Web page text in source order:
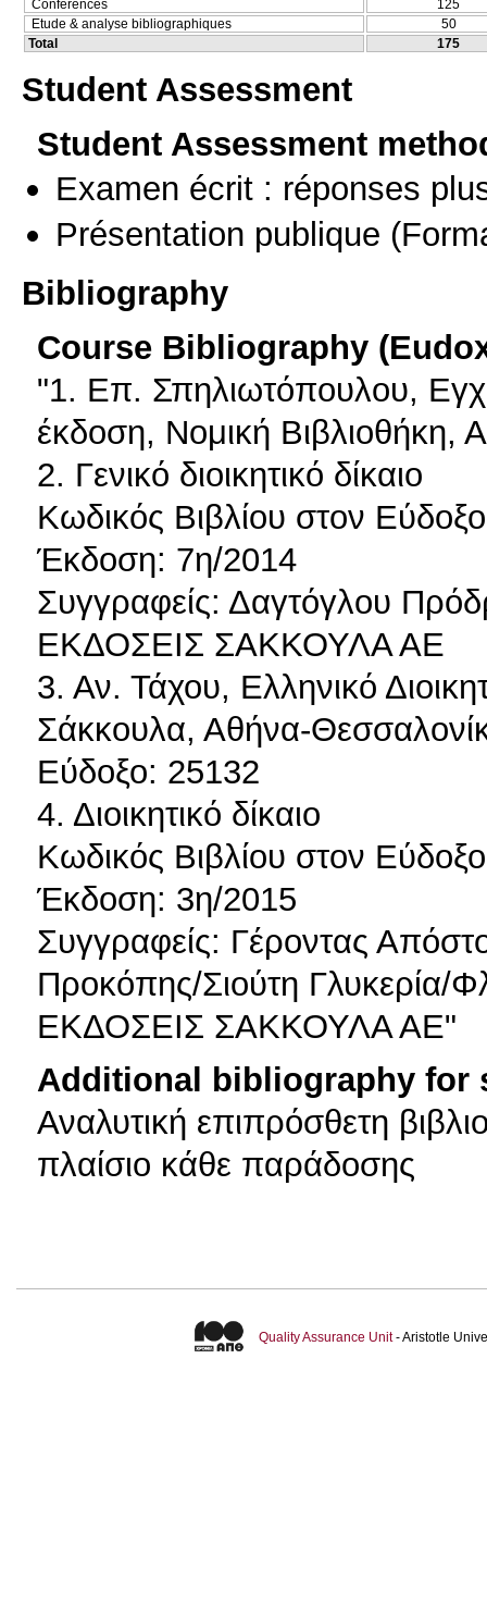
Conferences
125
Etude & analyse bibliographiques
50
Total
175
Student Assessment
Student Assessment
Examen écrit : réponses
Présentation publique
Bibliography
Course Bibliography
"1. Επ. Σπηλιωτόπουλου,
έκδοση, Νομική
2. Γενικό διοικητικό δίκαιο
Κωδικός Βιβλίου στον
Έκδοση: 7η/2014
Συγγραφείς: Δαγτόγλου
ΕΚΔΟΣΕΙΣ ΣΑΚΚΟΥΛΑ ΑΕ
3. Αν. Τάχου, Ελληνικό
Σάκκουλα, Αθήνα-
Εύδοξο: 25132
4. Διοικητικό δίκαιο
Κωδικός Βιβλίου στον
Έκδοση: 3η/2015
Συγγραφείς: Γέροντας
Προκόπης/Σιούτη Γλυκερία/
ΕΚΔΟΣΕΙΣ ΣΑΚΚΟΥΛΑ ΑΕ"
Additional bibliography for
Αναλυτική επιπρόσθετη
πλαίσιο κάθε παράδοσης
Quality Assurance Unit- Aristotle